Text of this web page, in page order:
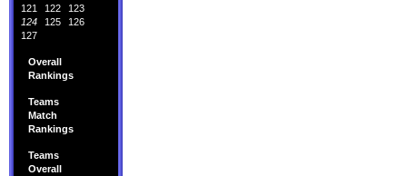
121
122
123
124
125
126
127
Overall
Rankings
Teams
Match
Rankings
Teams
Overall